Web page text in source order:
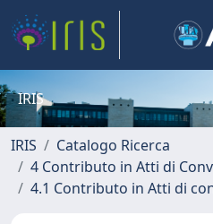
IRIS
IRIS
Catalogo Ricerca
4 Contributo in Atti di
4.1 Contributo in Atti di